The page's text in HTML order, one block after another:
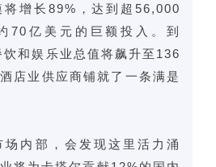
增长89%，达到超56,000
70亿美元的巨额投入。到
和娱乐业总值将飙升至136
店业供应商铺就了一条满是
内部，会发现这里活力涌